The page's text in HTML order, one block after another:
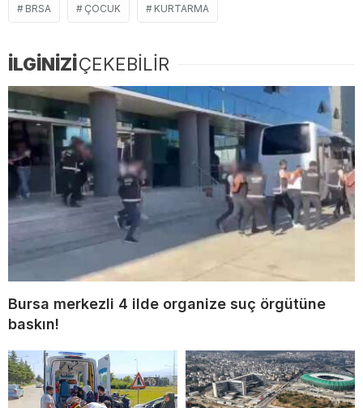
BRSA ÇOCUK KURTARMA
İLGİNİZİÇEKEBİLİR
Bursa merkezli 4 ilde organize suç örgütüne
baskın!